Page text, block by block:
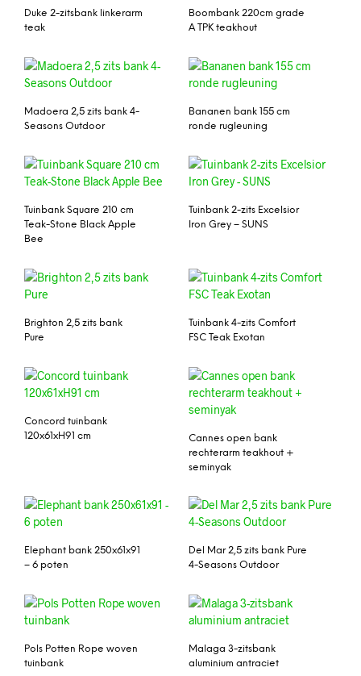
Duke 2-zitsbank linkerarm
teak
Boombank 220cm grade
A TPK teakhout
Madoera 2,5 zits bank 4-
Seasons Outdoor
Bananen bank 155 cm
ronde rugleuning
Tuinbank Square 210 cm
Teak-Stone Black Apple
Bee
Tuinbank 2-zits Excelsior
Iron Grey – SUNS
Brighton 2,5 zits bank
Pure
Tuinbank 4-zits Comfort
FSC Teak Exotan
Concord tuinbank
120x61xH91 cm
Cannes open bank
rechterarm teakhout +
seminyak
Elephant bank 250x61x91
– 6 poten
Del Mar 2,5 zits bank Pure
4-Seasons Outdoor
Pols Potten Rope woven
tuinbank
Malaga 3-zitsbank
aluminium antraciet